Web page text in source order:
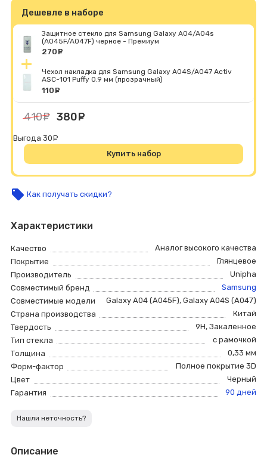
Дешевле в наборе
Защитное стекло для Samsung Galaxy A04/A04s
(A045F/A047F) черное - Премиум
270
Чехол накладка для Samsung Galaxy A04S/A047 Activ
ASC-101 Puffy 0.9 мм (прозрачный)
110
410 руб.
380
Выгода 30
Купить набор
local_offer Как получать скидки?
Характеристики
Качество
Аналог высокого качества
Покрытие
Глянцевое
Производитель
Unipha
Совместимый бренд
Samsung
Совместимые модели
Galaxy A04 (A045F), Galaxy A04S (A047)
Страна производства
Китай
Твердость
9H, Закаленное
Тип стекла
с рамочкой
Толщина
0,33 мм
Форм-фактор
Полное покрытие 3D
Цвет
Черный
Гарантия
90 дней
Нашли неточность?
Описание